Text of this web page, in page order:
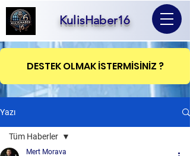
KulisHaber16
DESTEK OLMAK İSTERMİSİNİZ ?
Yazı
Tüm Haberler
Mert Morava